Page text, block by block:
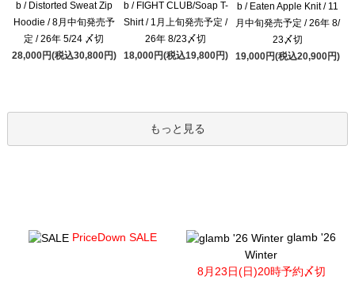
b / Distorted Sweat Zip
Hoodie / 8月中旬発売予
定 / 26年 5/24 〆切
28,000円(税込30,800円)
b / FIGHT CLUB/Soap T-
Shirt / 1月上旬発売予定 /
26年 8/23〆切
18,000円(税込19,800円)
b / Eaten Apple Knit / 11
月中旬発売予定 / 26年 8/
23〆切
19,000円(税込20,900円)
もっと見る
PriceDown SALE
glamb '26
Winter
8月23日(日)20時予約〆切